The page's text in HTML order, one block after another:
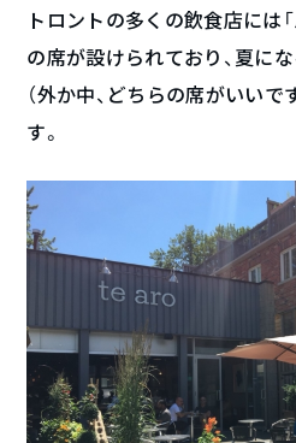
トロントの多くの飲食店には
の席が設けられており、夏に
（外か中、どちらの席がいいで
す。